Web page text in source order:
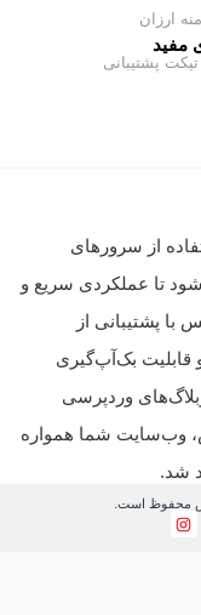
سرورهای
سریع و
از
بک‌آپ‌گیری
وردپرسی
شما همواره
است.